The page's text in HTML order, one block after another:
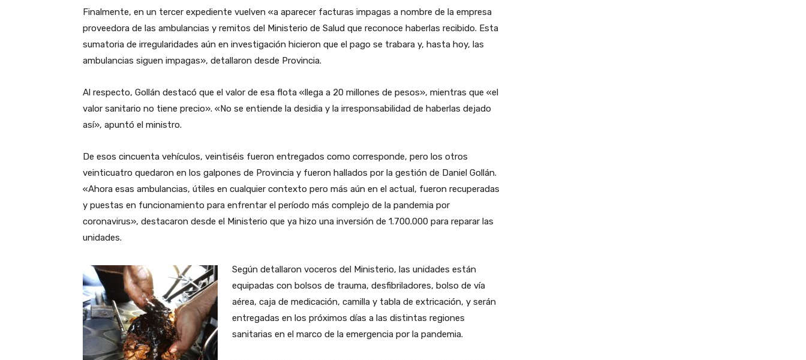
Finalmente, en un tercer expediente vuelven «a aparecer facturas impagas a nombre de la empresa
proveedora de las ambulancias y remitos del Ministerio de Salud que reconoce haberlas recibido. Esta
sumatoria de irregularidades aún en investigación hicieron que el pago se trabara y, hasta hoy, las
ambulancias siguen impagas», detallaron desde Provincia.
Al respecto, Gollán destacó que el valor de esa flota «llega a 20 millones de pesos», mientras que «el
valor sanitario no tiene precio». «No se entiende la desidia y la irresponsabilidad de haberlas dejado
así», apuntó el ministro.
De esos cincuenta vehículos, veintiséis fueron entregados como corresponde, pero los otros
veinticuatro quedaron en los galpones de Provincia y fueron hallados por la gestión de Daniel Gollán.
«Ahora esas ambulancias, útiles en cualquier contexto pero más aún en el actual, fueron recuperadas
y puestas en funcionamiento para enfrentar el período más complejo de la pandemia por
coronavirus», destacaron desde el Ministerio que ya hizo una inversión de 1.700.000 para reparar las
unidades.
Según detallaron voceros del Ministerio, las unidades están
equipadas con bolsos de trauma, desfibriladores, bolso de vía
aérea, caja de medicación, camilla y tabla de extricación, y serán
entregadas en los próximos días a las distintas regiones
sanitarias en el marco de la emergencia por la pandemia.